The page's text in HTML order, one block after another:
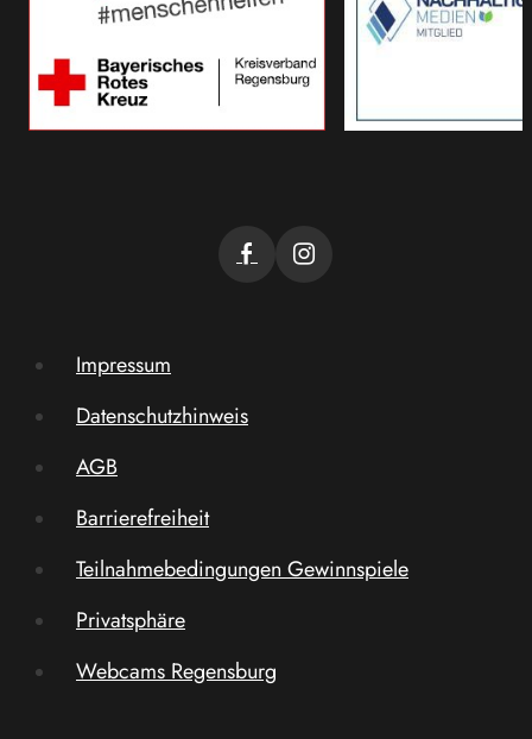
Impressum
Datenschutzhinweis
AGB
Barrierefreiheit
Teilnahmebedingungen Gewinnspiele
Privatsphäre
Webcams Regensburg